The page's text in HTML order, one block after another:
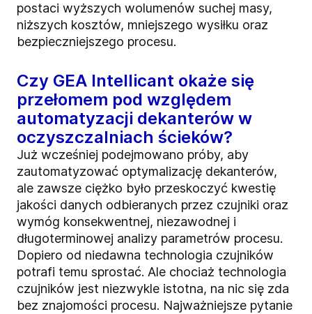
postaci wyższych wolumenów suchej masy,
niższych kosztów, mniejszego wysiłku oraz
bezpieczniejszego procesu.
Czy GEA Intellicant okaże się
przełomem pod względem
automatyzacji dekanterów w
oczyszczalniach ścieków?
Już wcześniej podejmowano próby, aby
zautomatyzować optymalizację dekanterów,
ale zawsze ciężko było przeskoczyć kwestię
jakości danych odbieranych przez czujniki oraz
wymóg konsekwentnej, niezawodnej i
długoterminowej analizy parametrów procesu.
Dopiero od niedawna technologia czujników
potrafi temu sprostać. Ale chociaż technologia
czujników jest niezwykle istotna, na nic się zda
bez znajomości procesu. Najważniejsze pytanie